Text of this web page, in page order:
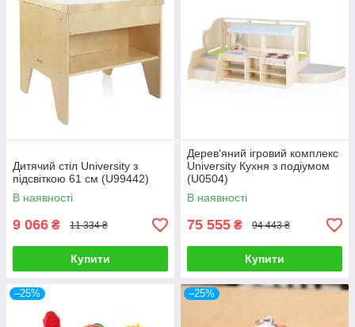
Дитячий стіл University з
підсвіткою 61 см (U99442)
В наявності
9 066 ₴ 11 334 ₴
Купити
Дерев'яний ігровий комплекс
University Кухня з подіумом
(U0504)
В наявності
75 555 ₴ 94 443 ₴
Купити
–25% –25%